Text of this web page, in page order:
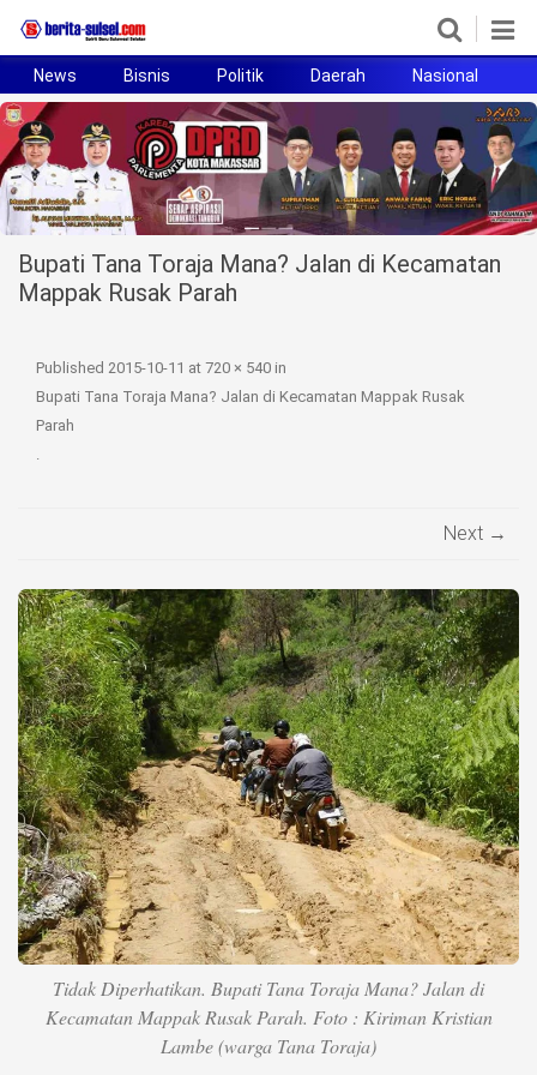
Home
News
Politik
Pendidikan
Hukum
Profil
Opini
Video
More
Disclaimer
News Bisnis Politik Daerah Nasional
Bupati Tana Toraja Mana? Jalan di Kecamatan
Mappak Rusak Parah
Published 2015-10-11 at 720 × 540 in
Bupati Tana Toraja Mana? Jalan di Kecamatan Mappak Rusak
Parah
Next →
Tidak Diperhatikan. Bupati Tana Toraja Mana? Jalan di
Kecamatan Mappak Rusak Parah. Foto : Kiriman Kristian
Lambe (warga Tana Toraja)